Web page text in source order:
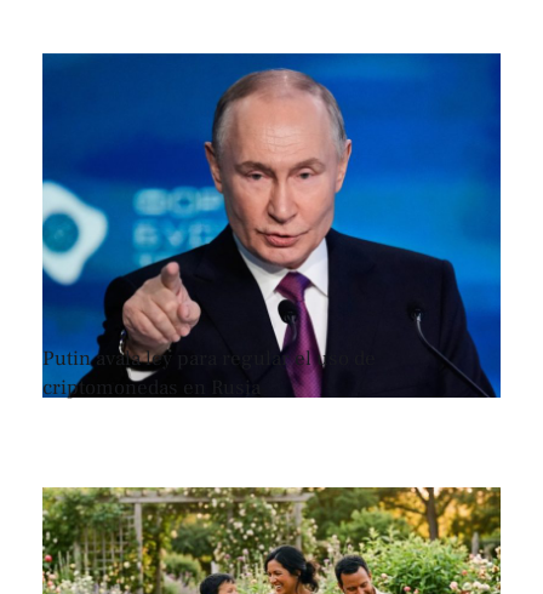
Putin avala ley para regular el uso de
criptomonedas en Rusia